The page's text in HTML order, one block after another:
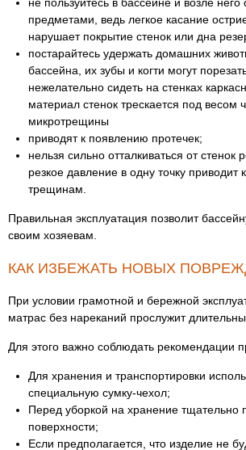
предметами, ведь легкое касание
нарушает покрытие стенок или дна
постарайтесь удержать домашних
бассейна, их зубы и когти могут
нежелательно сидеть на стенках
материал стенок трескается под весом
микротрещины
приводят к появлению протечек;
нельзя сильно отталкиваться от стенок
резкое давление в одну точку приводит
трещинам.
Правильная эксплуатация позволит
своим хозяевам.
КАК ИЗБЕЖАТЬ НОВЫХ
При условии грамотной и бережной
матрас без нареканий прослужит
Для этого важно соблюдать рекомендации
Для хранения и транспортировки
специальную сумку-чехол;
Перед уборкой на хранение тщательно
поверхности;
Если предполагается, что изделие не